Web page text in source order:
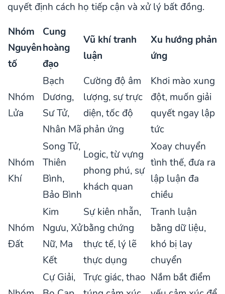
quyết định cách họ tiếp cận và xử lý bất đồng.
Nhóm
Nguyên
tố
Cung
hoàng
đạo
Vũ khí tranh
luận
Xu hướng phản
ứng
Nhóm
Lửa
Bạch
Dương,
Sư Tử,
Nhân Mã
Cường độ âm
lượng, sự trực
diện, tốc độ
phản ứng
Khơi mào xung
đột, muốn giải
quyết ngay lập
tức
Nhóm
Khí
Song Tử,
Thiên
Bình,
Bảo Bình
Logic, từ vựng
phong phú, sự
khách quan
Xoay chuyển
tình thế, đưa ra
lập luận đa
chiều
Nhóm
Đất
Kim
Ngưu, Xử
Nữ, Ma
Kết
Sự kiên nhẫn,
bằng chứng
thực tế, lý lẽ
thực dụng
Tranh luận
bằng dữ liệu,
khó bị lay
chuyển
Cự Giải,
Trực giác, thao Nắm bắt điểm